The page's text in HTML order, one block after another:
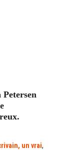
Petersen
un vrai,